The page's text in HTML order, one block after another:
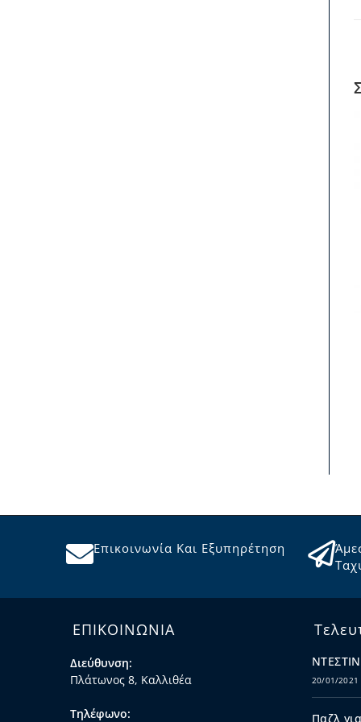
Επικοινωνία Και Εξυπηρέτηση
ΕΠΙΚΟΙΝΩΝΙΑ
Διεύθυνση:
Πλάτωνος 8, Καλλιθέα
Τηλέφωνο:
20/01/2021
Παζλ